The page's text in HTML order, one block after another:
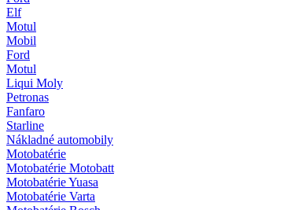
Elf
Motul
Mobil
Ford
Motul
Liqui Moly
Petronas
Fanfaro
Starline
Nákladné automobily
Motobatérie
Motobatérie Motobatt
Motobatérie Yuasa
Motobatérie Varta